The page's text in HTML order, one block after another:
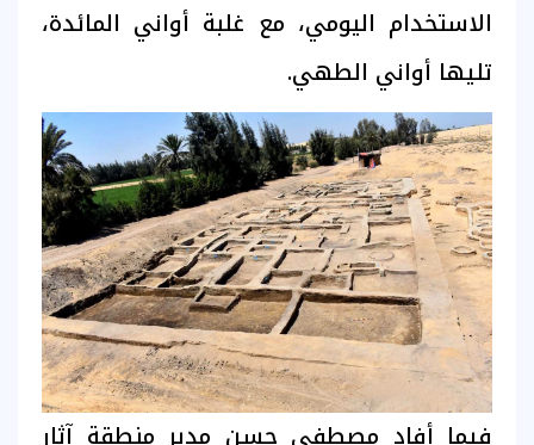
الاستخدام اليومي، مع غلبة أواني المائدة،
تليها أواني الطهي.
فيما أفاد مصطفى حسن مدير منطقة آثار